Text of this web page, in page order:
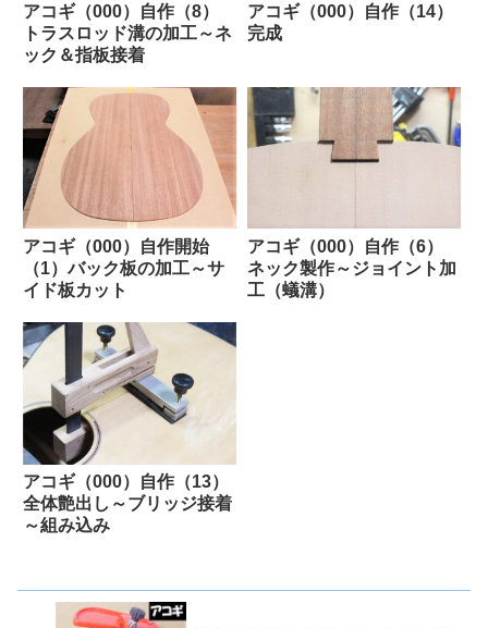
アコギ（000）自作（8）
トラスロッド溝の加工～ネ
ック＆指板接着
アコギ（000）自作（14）
完成
アコギ（000）自作開始
（1）バック板の加工～サ
イド板カット
アコギ（000）自作（6）
ネック製作～ジョイント加
工（蟻溝）
アコギ（000）自作（13）
全体艶出し～ブリッジ接着
～組み込み